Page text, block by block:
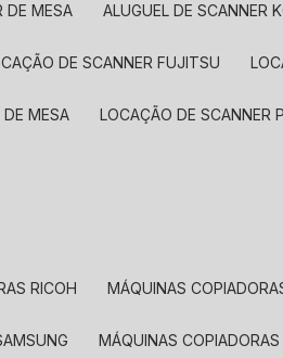
DE MESA ALUGUEL DE SCANNER
DE SCANNER FUJITSU
DE MESA LOCAÇÃO DE SCANNER
RICOH MÁQUINAS
MÁQUINAS